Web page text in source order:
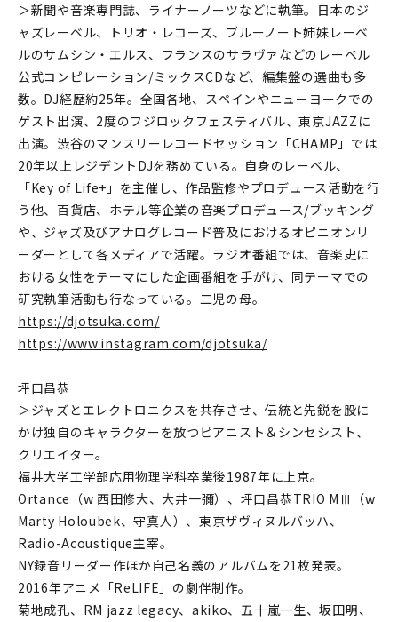
＞新聞や音楽専門誌、ライナーノーツなどに執筆。日本のジ
ャズレーベル、トリオ・レコーズ、ブルーノート姉妹レーベ
ルのサムシン・エルス、フランスのサラヴァなどのレーベル
公式コンピレーション/ミックスCDなど、編集盤の選曲も多
数。DJ経歴約25年。全国各地、スペインやニューヨークでの
ゲスト出演、2度のフジロックフェスティバル、東京JAZZに
出演。渋谷のマンスリーレコードセッション「CHAMP」では
20年以上レジデントDJを務めている。自身のレーベル、
「Key of Life+」を主催し、作品監修やプロデュース活動を行
う他、百貨店、ホテル等企業の音楽プロデュース/ブッキング
や、ジャズ及びアナログレコード普及におけるオピニオンリ
ーダーとして各メディアで活躍。ラジオ番組では、音楽史に
おける女性をテーマにした企画番組を手がけ、同テーマでの
研究執筆活動も行なっている。二児の母。
https://djotsuka.com/
https://www.instagram.com/djotsuka/
坪口昌恭
＞ジャズとエレクトロニクスを共存させ、伝統と先鋭を股に
かけ独自のキャラクターを放つピアニスト＆シンセシスト、
クリエイター。
福井大学工学部応用物理学科卒業後1987年に上京。
Ortance（w 西田修大、大井一彌）、坪口昌恭TRIO MⅢ（w
Marty Holoubek、守真人）、東京ザヴィヌルバッハ、
Radio-Acoustique主宰。
NY録音リーダー作ほか自己名義のアルバムを21枚発表。
2016年アニメ「ReLIFE」の劇伴制作。
菊地成孔、RM jazz legacy、akiko、五十嵐一生、坂田明、